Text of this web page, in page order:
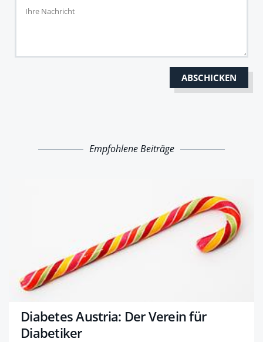
Empfohlene Beiträge
Diabetes Austria: Der Verein für
Diabetiker